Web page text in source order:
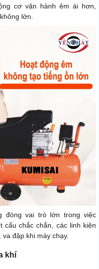
cơ vận hành êm ái hơn,
lớn.
đóng vai trò lớn trong việc
cấu chắc chắn, các linh kiện
đập khi máy chạy.
khí